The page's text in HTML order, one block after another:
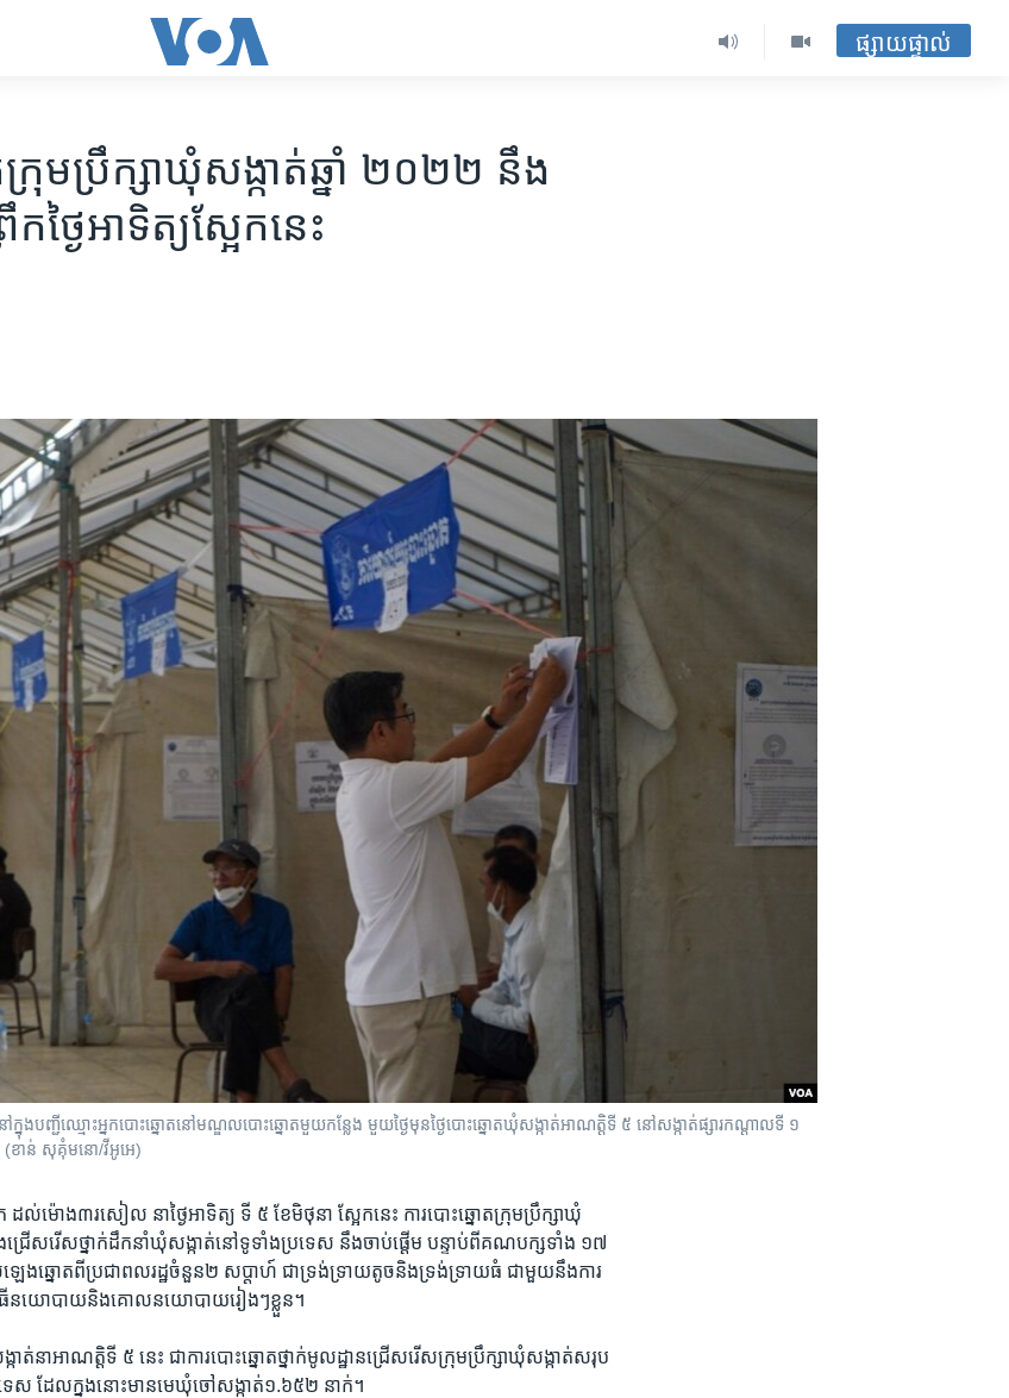
ផ្សាយផ្ទាល់
ក្រុម​ប្រឹក្សា​ឃុំ​សង្កាត់​ឆ្នាំ​ ២០២២ នឹង​
កថ្ងៃ​អាទិត្យស្អែក​នេះ
ក្នុងបញ្ជីឈ្មោះអ្នកបោះឆ្នោតនៅមណ្ឌលបោះឆ្នោតមួយកន្លែង មួយថ្ងៃមុនថ្ងៃបោះឆ្នោតឃុំសង្កាត់អាណត្តិទី ៥ នៅសង្កាត់ផ្សារកណ្តាលទី ១
(ខាន់ សុគុំមនោ/វីអូអេ)
ល់​ម៉ោង​៣​រសៀល​ នា​ថ្ងៃ​អាទិត្យ ទី​ ៥ ខែ​មិថុនា​ ស្អែកនេះ ការ​បោះ​ឆ្នោត​ក្រុម​ប្រឹក្សា​ឃុំ​
រើស​រើស​ថ្នាក់​ដឹកនាំ​ឃុំ​សង្កាត់​នៅ​ទូទាំង​ប្រទេស នឹង​ចាប់​ផ្តើម ​បន្ទាប់ពី​គណបក្សទាំង ១៧
ងឆ្នោត​ពី​ប្រជាពលរដ្ឋ​ចំនួន​២ សប្តាហ៍ ​ជាទ្រង់​ទ្រាយ​តូច​និង​ទ្រង់​ទ្រាយ​ធំ ​ជាមួយ​នឹង​ការ
មវិធី​នយោបាយ​និង​គោល​នយោបាយ​រៀងៗខ្លួន។
កាត់​នា​អាណត្តិ​ទី​ ៥ ​នេះ ជា​ការ​បោះ​ឆ្នោត​ថ្នាក់​មូលដ្ឋាន​ជ្រើស​រើស​ក្រុម​ប្រឹក្សា​ឃុំ​សង្កាត់​សរុប​
េ​ស ដែល​ក្នុង​នោះ​មាន​មេឃុំ​ចៅ​សង្កាត់១.៦៥២ នាក់។